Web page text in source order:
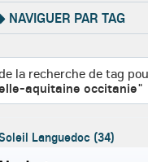
NAVIGUER PAR TAG
la recherche de tag
aquitaine occitanie"
Languedoc (34)